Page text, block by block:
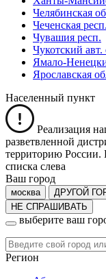
Челябинская
Чеченская респ.
Чувашия респ.
Чукотский авт.
Ямало-
Ярославская
Населенный пункт
Реализация
разветвленной
территорию России.
списка слева
Ваш город
москва ДРУГОЙ
НЕ СПРАШИВАТЬ
выберите ваш
Регион